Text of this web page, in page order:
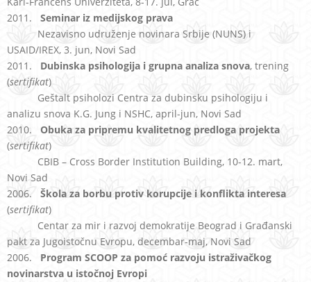
2011.
Seminar iz medijskog prava
Nezavisno udruženje novinara Srbije (NUNS) i
USAID/IREX, 3. jun, Novi Sad
2011. Dubinska psihologija i grupna analiza snova, trening
(sertifikat)
Geštalt psiholozi Centra za dubinsku psihologiju i
analizu snova K.G. Jung i NSHC, april-jun, Novi Sad
2010. Obuka za pripremu kvalitetnog predloga projekta
(sertifikat)
CBIB – Cross Border Institution Building, 10-12. mart,
Novi Sad
2006.
Škola za borbu protiv korupcije i konflikta interesa
(sertifikat)
Centar za mir i razvoj demokratije Beograd i Građanski
pakt za Jugoistočnu Evropu, decembar-maj, Novi Sad
2006. Program SCOOP za pomoć razvoju istraživačkog
novinarstva u istočnoj Evropi